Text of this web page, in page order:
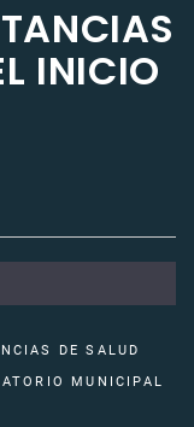
INICIO
DE SALUD
MUNICIPAL